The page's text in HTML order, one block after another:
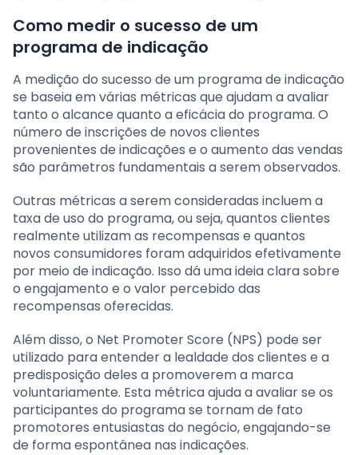
Como medir o sucesso de um
programa de indicação
A medição do sucesso de um programa de indicação
se baseia em várias métricas que ajudam a avaliar
tanto o alcance quanto a eficácia do programa. O
número de inscrições de novos clientes
provenientes de indicações e o aumento das vendas
são parâmetros fundamentais a serem observados.
Outras métricas a serem consideradas incluem a
taxa de uso do programa, ou seja, quantos clientes
realmente utilizam as recompensas e quantos
novos consumidores foram adquiridos efetivamente
por meio de indicação. Isso dá uma ideia clara sobre
o engajamento e o valor percebido das
recompensas oferecidas.
Além disso, o Net Promoter Score (NPS) pode ser
utilizado para entender a lealdade dos clientes e a
predisposição deles a promoverem a marca
voluntariamente. Esta métrica ajuda a avaliar se os
participantes do programa se tornam de fato
promotores entusiastas do negócio, engajando-se
de forma espontânea nas indicações.